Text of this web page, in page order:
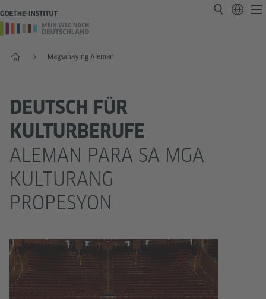
Home Magsanay ng Aleman
DEUTSCH FÜR
KULTURBERUFE
ALEMAN PARA SA MGA
KULTURANG
PROPESYON